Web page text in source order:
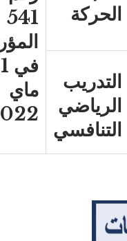
الحركة
541
ماي
التدريب
الرياضي
التنافسي